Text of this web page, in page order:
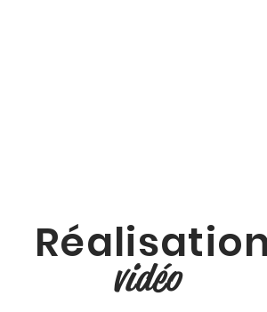
Réalisation
vidéo